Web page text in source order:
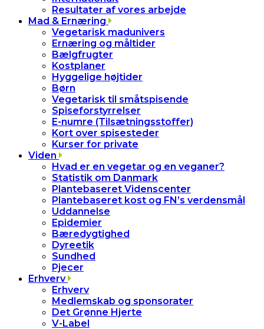
Resultater af vores arbejde
Mad & Ernæring
Vegetarisk madunivers
Ernæring og måltider
Bælgfrugter
Kostplaner
Hyggelige højtider
Børn
Vegetarisk til småtspisende
Spiseforstyrrelser
E-numre (Tilsætningsstoffer)
Kort over spisesteder
Kurser for private
Viden
Hvad er en vegetar og en veganer?
Statistik om Danmark
Plantebaseret Videnscenter
Plantebaseret kost og FN’s verdensmål
Uddannelse
Epidemier
Bæredygtighed
Dyreetik
Sundhed
Pjecer
Erhverv
Erhverv
Medlemskab og sponsorater
Det Grønne Hjerte
V-Label